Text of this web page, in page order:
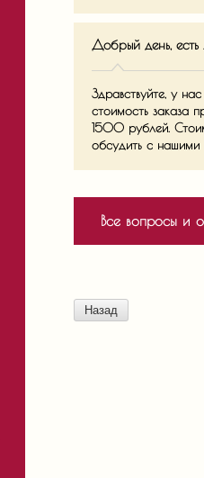
Добрый день, есть
Здравствуйте, у
стоимость заказа
1500 рублей.
обсудить с нашими
Все вопросы и
Назад